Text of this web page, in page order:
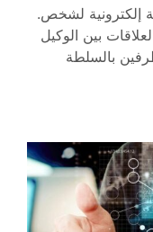
إلكترونية لشخص.
بين الوكيل
بالسلطة